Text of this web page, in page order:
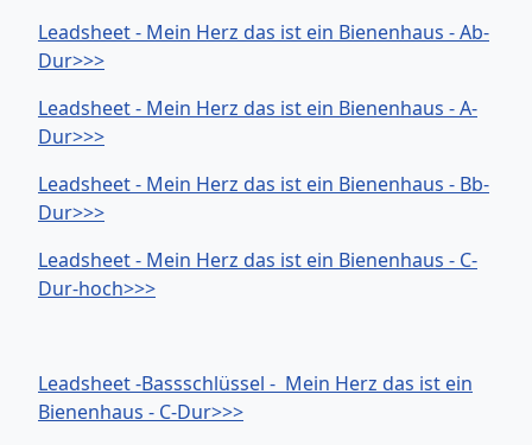
Leadsheet - Mein Herz das ist ein Bienenhaus - Ab-
Dur>>>
Leadsheet - Mein Herz das ist ein Bienenhaus - A-
Dur>>>
Leadsheet - Mein Herz das ist ein Bienenhaus - Bb-
Dur>>>
Leadsheet - Mein Herz das ist ein Bienenhaus - C-
Dur-hoch>>>
Leadsheet -Bassschlüssel - Mein Herz das ist ein
Bienenhaus - C-Dur>>>